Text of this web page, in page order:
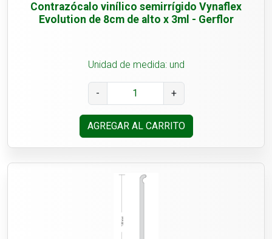
Contrazócalo vinílico semirrígido Vynaflex
Evolution de 8cm de alto x 3ml - Gerflor
Unidad de medida: und
- +
AGREGAR AL CARRITO